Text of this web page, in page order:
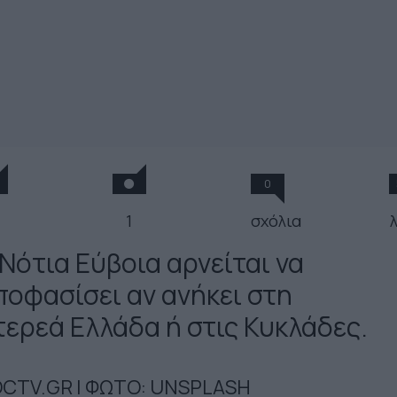
1
0
σχόλια
Εύβοια αρνείται να
αν ανήκει στη
Ελλάδα ή στις Κυκλάδες.
| ΦΩΤΟ: UNSPLASH